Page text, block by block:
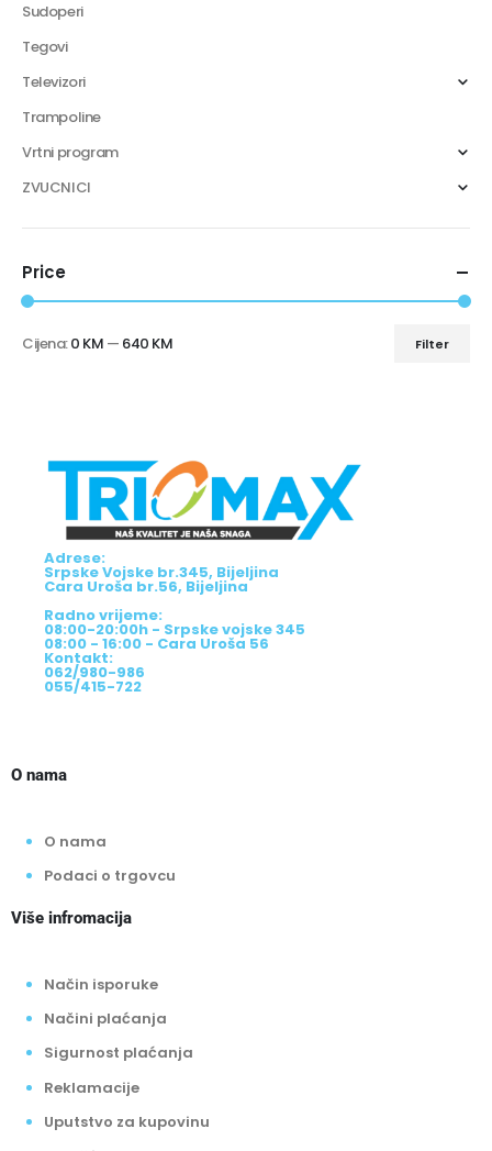
Sudoperi
Tegovi
Televizori
Trampoline
Vrtni program
ZVUCNICI
Price
Filter
Cijena:0 KM — 640 KM
Adrese:
Srpske Vojske br.345, Bijeljina
Cara Uroša br.56, Bijeljina
Radno vrijeme:
08:00-20:00h - Srpske vojske 345
08:00 - 16:00 - Cara Uroša 56
Kontakt:
062/980-986
055/415-722
O nama
O nama
Podaci o trgovcu
Više infromacija
Način isporuke
Načini plaćanja
Sigurnost plaćanja
Reklamacije
Uputstvo za kupovinu